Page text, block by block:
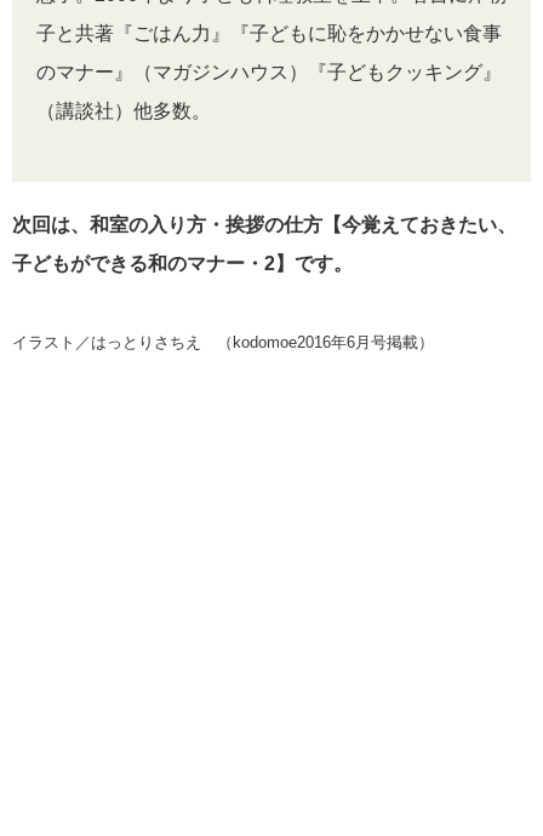
子と共著『ごはん力』『子どもに恥をかかせない食事
のマナー』（マガジンハウス）『子どもクッキング』
（講談社）他多数。
次回は、和室の入り方・挨拶の仕方【今覚えておきたい、
子どもができる和のマナー・2】です。
イラスト／はっとりさちえ （kodomoe2016年6月号掲載）